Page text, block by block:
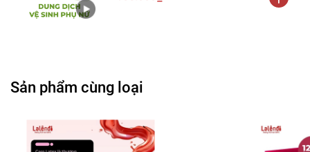
Sản phẩm cùng loại